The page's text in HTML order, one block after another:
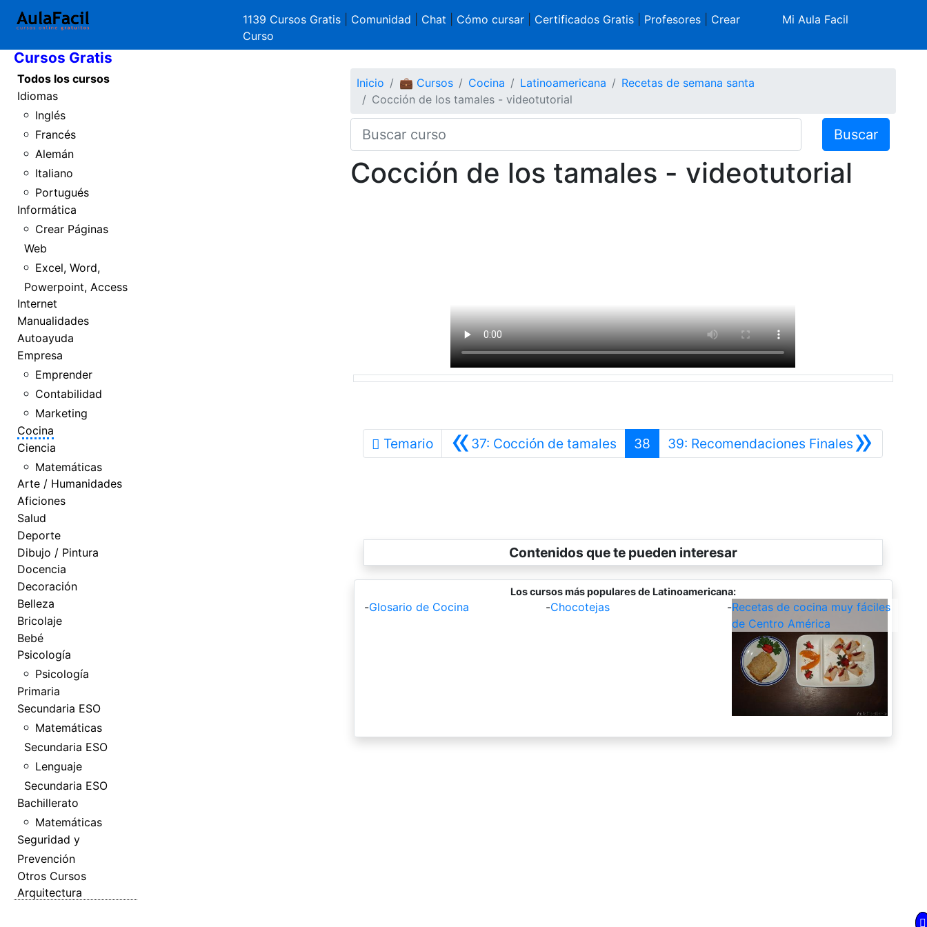
1139 Cursos Gratis Comunidad Chat Cómo cursar| Certificados Gratis| Profesores| Crear
Curso
Mi Aula Facil
Inicio
Cursos Gratis
Todos los cursos
Idiomas
Inglés
Francés
Alemán
Italiano
Portugués
Informática
Crear Páginas
Web
Excel, Word,
Powerpoint, Access
Internet
Manualidades
Autoayuda
Empresa
Emprender
Contabilidad
Marketing
Cocina
Ciencia
Matemáticas
Arte / Humanidades
Aficiones
Salud
Deporte
Dibujo / Pintura
Docencia
Decoración
Belleza
Bricolaje
Bebé
Psicología
Psicología
Primaria
Secundaria ESO
Matemáticas
Secundaria ESO
Lenguaje
Secundaria ESO
Bachillerato
Matemáticas
Seguridad y
Prevención
Otros Cursos
Arquitectura
Inicio 💼 Cursos Cocina Latinoamericana
Recetas de semana santa
Cocción de los tamales - videotutorial
Buscar
Cocción de los tamales - videotutorial
Temario «37: Cocción de tamales Anterior
38 »
39: Recomendaciones Finales Siguiente
Contenidos que te pueden interesar
Los cursos más populares de Latinoamericana:
-Glosario de Cocina -Chocotejas -Recetas de cocina muy fáciles
de Centro América